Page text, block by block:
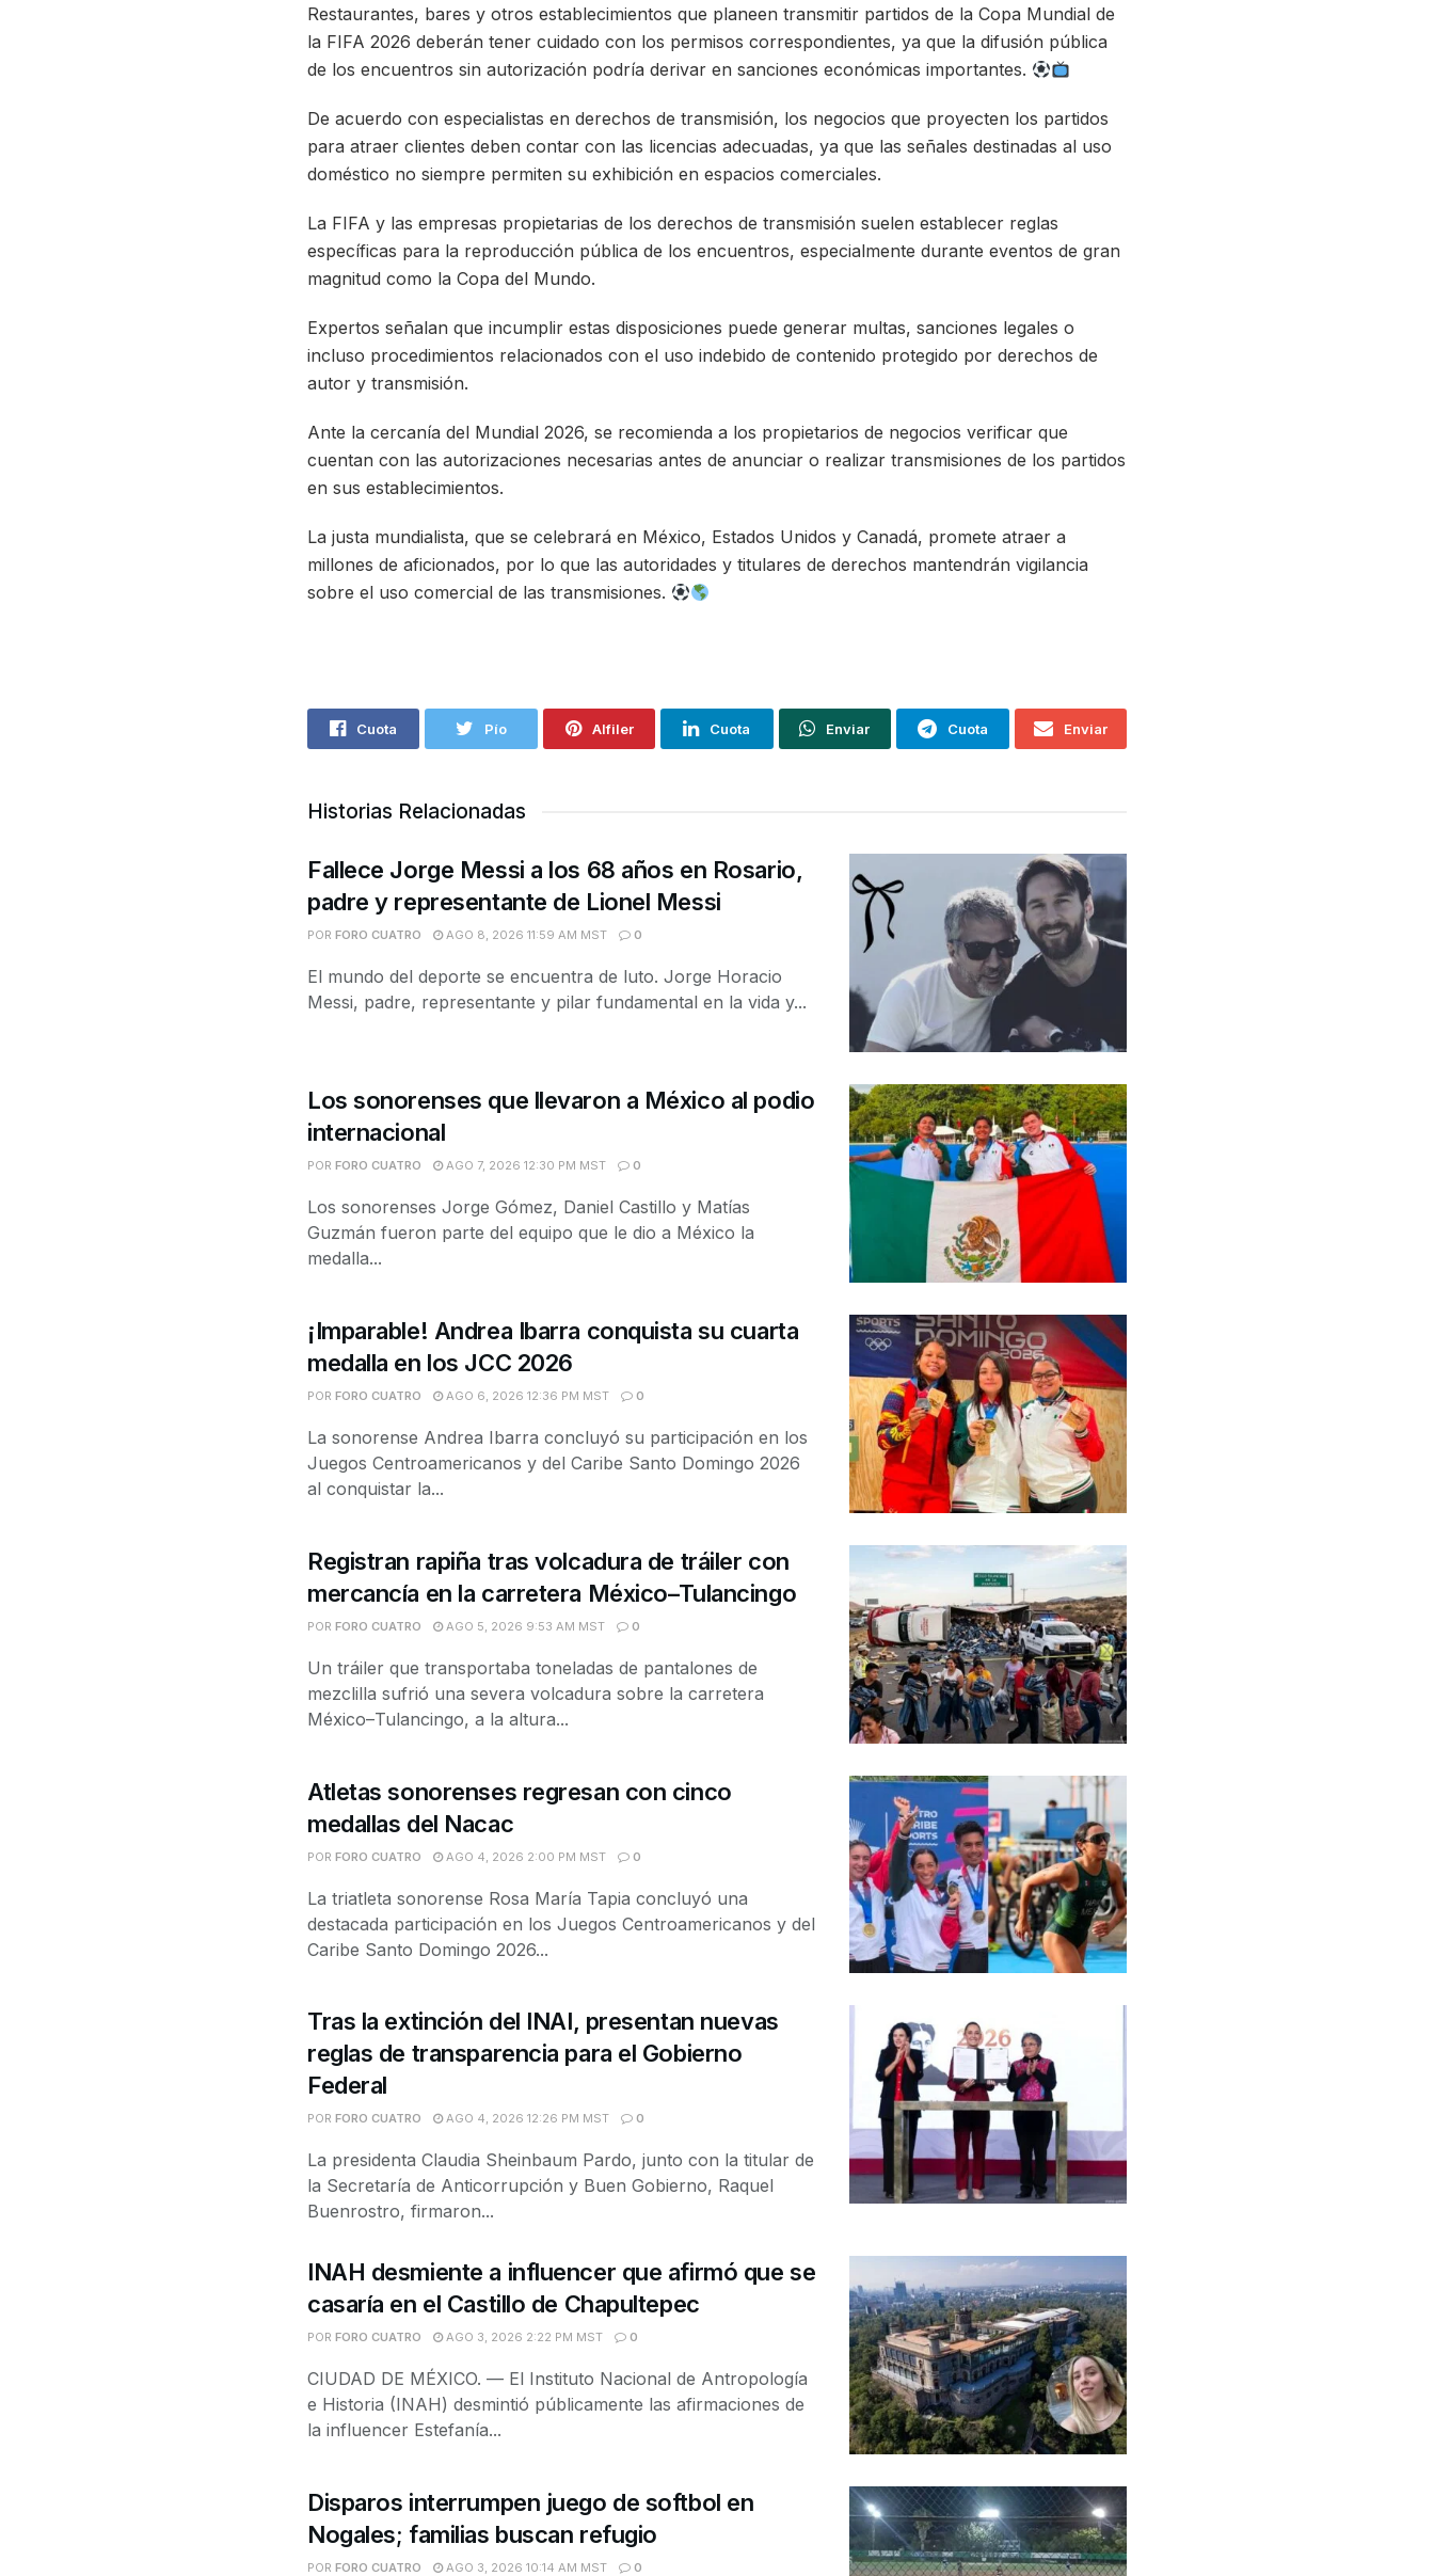
Restaurantes, bares y otros establecimientos que planeen transmitir partidos de la Copa Mundial de
la FIFA 2026 deberán tener cuidado con los permisos correspondientes, ya que la difusión pública
de los encuentros sin autorización podría derivar en sanciones económicas importantes.
De acuerdo con especialistas en derechos de transmisión, los negocios que proyecten los partidos
para atraer clientes deben contar con las licencias adecuadas, ya que las señales destinadas al uso
doméstico no siempre permiten su exhibición en espacios comerciales.
La FIFA y las empresas propietarias de los derechos de transmisión suelen establecer reglas
específicas para la reproducción pública de los encuentros, especialmente durante eventos de gran
magnitud como la Copa del Mundo.
Expertos señalan que incumplir estas disposiciones puede generar multas, sanciones legales o
incluso procedimientos relacionados con el uso indebido de contenido protegido por derechos de
autor y transmisión.
Ante la cercanía del Mundial 2026, se recomienda a los propietarios de negocios verificar que
cuentan con las autorizaciones necesarias antes de anunciar o realizar transmisiones de los partidos
en sus establecimientos.
La justa mundialista, que se celebrará en México, Estados Unidos y Canadá, promete atraer a
millones de aficionados, por lo que las autoridades y titulares de derechos mantendrán vigilancia
sobre el uso comercial de las transmisiones.
Cuota Pío Alfiler Cuota Enviar Cuota Enviar
Historias Relacionadas
Fallece Jorge Messi a los 68 años en Rosario,
padre y representante de Lionel Messi
POR FORO CUATRO AGO 8, 2026 11:59 AM MST 0
El mundo del deporte se encuentra de luto. Jorge Horacio
Messi, padre, representante y pilar fundamental en la vida y...
Los sonorenses que llevaron a México al podio
internacional
POR FORO CUATRO AGO 7, 2026 12:30 PM MST 0
Los sonorenses Jorge Gómez, Daniel Castillo y Matías
Guzmán fueron parte del equipo que le dio a México la
medalla...
¡Imparable! Andrea Ibarra conquista su cuarta
medalla en los JCC 2026
POR FORO CUATRO AGO 6, 2026 12:36 PM MST 0
La sonorense Andrea Ibarra concluyó su participación en los
Juegos Centroamericanos y del Caribe Santo Domingo 2026
al conquistar la...
Registran rapiña tras volcadura de tráiler con
mercancía en la carretera México–Tulancingo
POR FORO CUATRO AGO 5, 2026 9:53 AM MST 0
Un tráiler que transportaba toneladas de pantalones de
mezclilla sufrió una severa volcadura sobre la carretera
México–Tulancingo, a la altura...
Atletas sonorenses regresan con cinco
medallas del Nacac
POR FORO CUATRO AGO 4, 2026 2:00 PM MST 0
La triatleta sonorense Rosa María Tapia concluyó una
destacada participación en los Juegos Centroamericanos y del
Caribe Santo Domingo 2026...
Tras la extinción del INAI, presentan nuevas
reglas de transparencia para el Gobierno
Federal
POR FORO CUATRO AGO 4, 2026 12:26 PM MST 0
La presidenta Claudia Sheinbaum Pardo, junto con la titular de
la Secretaría de Anticorrupción y Buen Gobierno, Raquel
Buenrostro, firmaron...
INAH desmiente a influencer que afirmó que se
casaría en el Castillo de Chapultepec
POR FORO CUATRO AGO 3, 2026 2:22 PM MST 0
CIUDAD DE MÉXICO. — El Instituto Nacional de Antropología
e Historia (INAH) desmintió públicamente las afirmaciones de
la influencer Estefanía...
Disparos interrumpen juego de softbol en
Nogales; familias buscan refugio
POR FORO CUATRO AGO 3, 2026 10:14 AM MST 0